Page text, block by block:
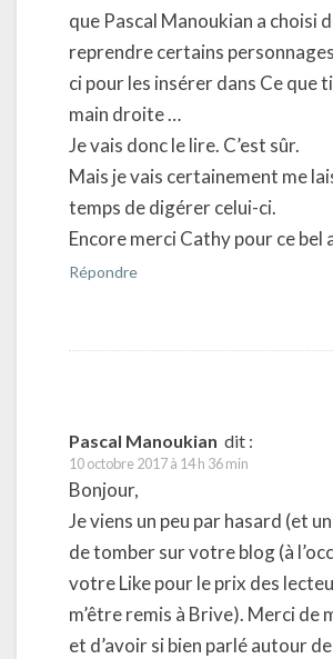
que Pascal Manoukian a choisi
reprendre certains
ci pour les insérer dans Ce que
main droite …
Je vais donc le lire. C’est sûr.
Mais je vais certainement me
temps de digérer celui-ci.
Encore merci Cathy pour ce bel
Répondre
Pascal Manoukian dit :
10 octobre 2017 à 14 h 36 min
Bonjour,
Je viens un peu par hasard (et
de tomber sur votre blog (à
votre Like pour le prix des
m’être remis à Brive). Merci de
et d’avoir si bien parlé autour